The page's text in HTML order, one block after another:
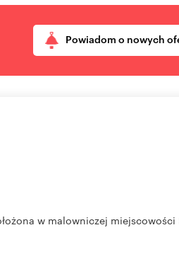
Powiadom o nowych
w malowniczej miejscowości